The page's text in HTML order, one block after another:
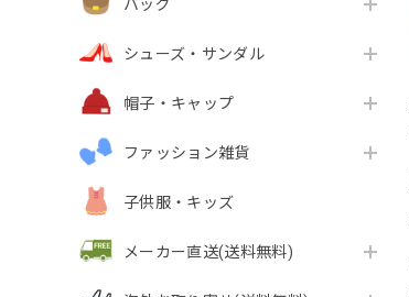
バッグ
シューズ・サンダル
帽子・キャップ
ファッション雑貨
子供服・キッズ
メーカー直送(送料無料)